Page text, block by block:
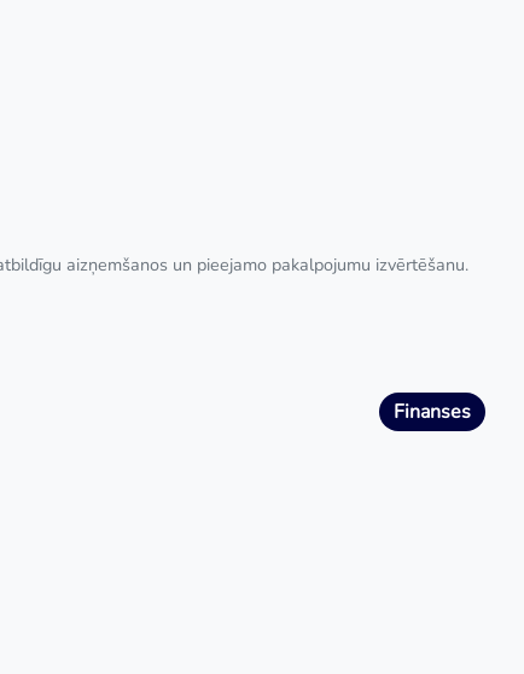
aizņemšanos un pieejamo pakalpojumu izvērtēšanu.
Finanses